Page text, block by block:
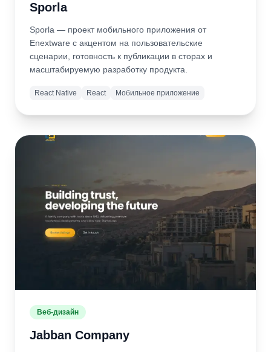
Sporla
Sporla — проект мобильного приложения от
Enextware с акцентом на пользовательские
сценарии, готовность к публикации в сторах и
масштабируемую разработку продукта.
React Native React Мобильное приложение
сайт
Веб-дизайн
Jabban Company